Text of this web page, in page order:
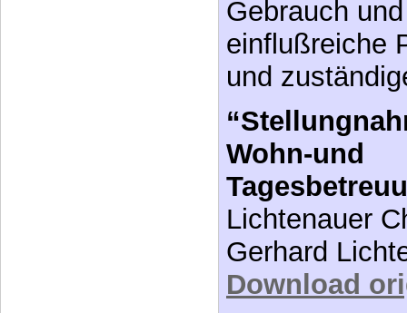
Gebrauch
einflußreiche
und
Wohn-und
Lichtenauer
Gerhard
Download